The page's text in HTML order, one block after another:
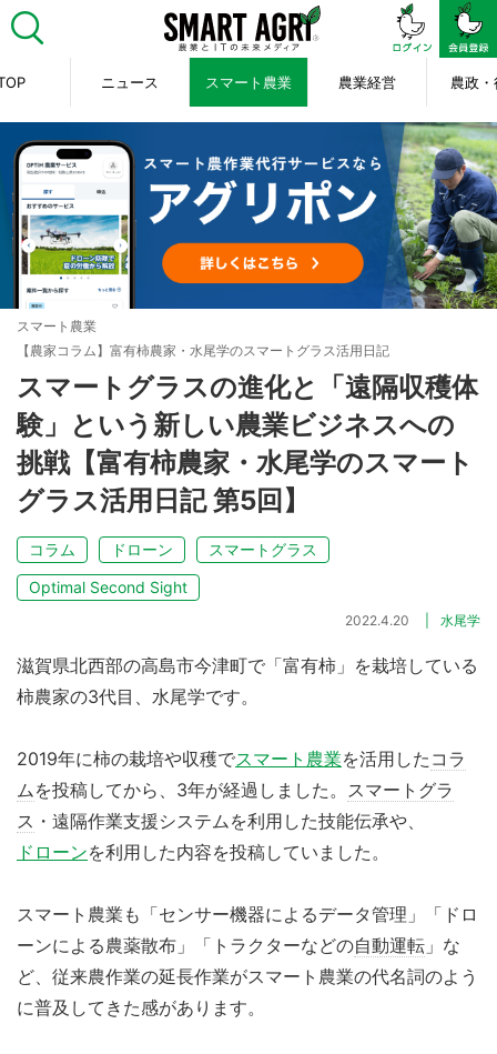
ニュース スマート農業 農業経営 農政・
スマート農業
【農家コラム】富有柿農家・水尾学のスマートグラス活用日記
スマートグラスの進化と「遠隔収穫体
験」という新しい農業ビジネスへの
挑戦【富有柿農家・水尾学のスマート
グラス活用日記 第5回】
コラム ドローン
スマートグラス
Optimal Second Sight
2022.4.20 水尾学
滋賀県北西部の高島市今津町で「富有柿」を栽培している
柿農家の3代目、水尾学です。
2019年に柿の栽培や収穫でスマート農業を活用した コラ
ムを投稿してから、3年が経過しました。 スマートグラ
ス ・遠隔作業支援システムを利用した技能伝承や、
ドローンを利用した内容を投稿していました。
スマート農業も「センサー機器によるデータ管理」「ドロ
ーンによる農薬散布」「トラクターなどの自動運転 」な
ど、従来農作業の延長作業がスマート農業の代名詞のよう
に普及してきた感があります。